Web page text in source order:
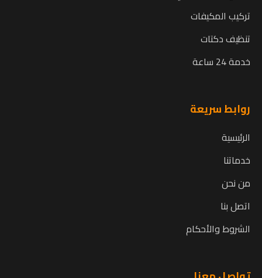
تركيب المكيفات
تنظيف دكتات
خدمة 24 ساعة
روابط سريعة
الرئيسية
خدماتنا
من نحن
اتصل بنا
الشروط والأحكام